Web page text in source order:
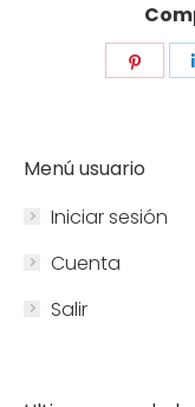
Share
Menú usuario
Iniciar sesión
Cuenta
Salir